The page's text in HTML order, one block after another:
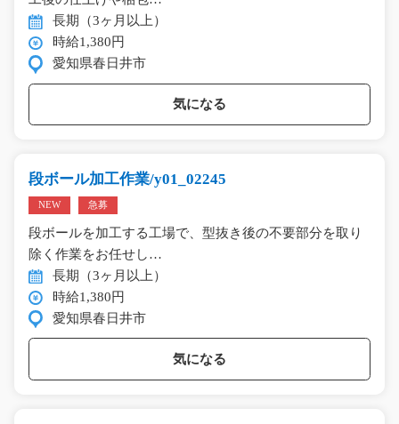
長期（3ヶ月以上）
時給1,380円
愛知県春日井市
気になる
段ボール加工作業/y01_02245
NEW 急募
段ボールを加工する工場で、型抜き後の不要部分を取り
除く作業をお任せし…
長期（3ヶ月以上）
時給1,380円
愛知県春日井市
気になる